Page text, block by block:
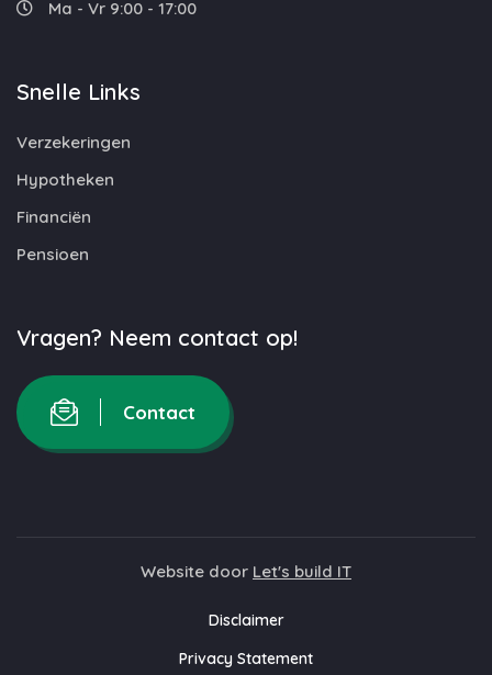
Ma - Vr 9:00 - 17:00
Snelle Links
Verzekeringen
Hypotheken
Financiën
Pensioen
Vragen? Neem contact op!
Contact
Website door Let's build IT
Disclaimer
Privacy Statement